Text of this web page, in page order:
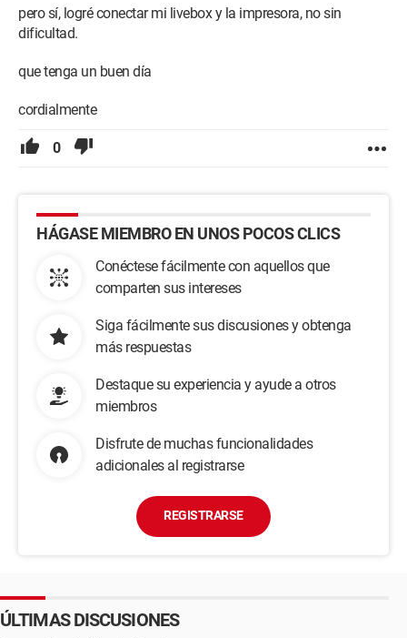
pero sí, logré conectar mi livebox y la impresora, no sin
dificultad.
que tenga un buen día
cordialmente
0
HÁGASE MIEMBRO EN UNOS POCOS CLICS
Conéctese fácilmente con aquellos que
comparten sus intereses
Siga fácilmente sus discusiones y obtenga
más respuestas
Destaque su experiencia y ayude a otros
miembros
Disfrute de muchas funcionalidades
adicionales al registrarse
REGISTRARSE
ÚLTIMAS DISCUSIONES